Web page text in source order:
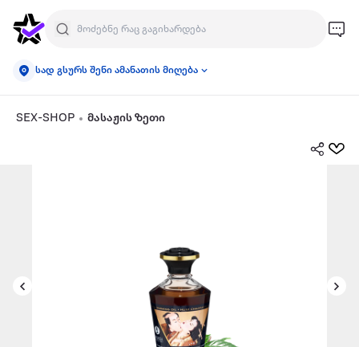
სად გსურს შენი ამანათის მიღება
SEX-SHOP მასაჟის ზეთი